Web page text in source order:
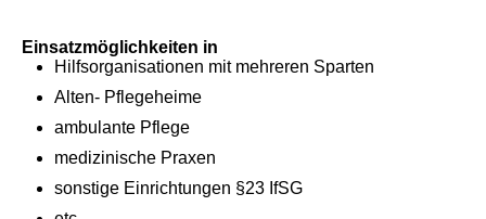
Einsatzmöglichkeiten in
Hilfsorganisationen mit mehreren Sparten
Alten- Pflegeheime
ambulante Pflege
medizinische Praxen
sonstige Einrichtungen §23 IfSG